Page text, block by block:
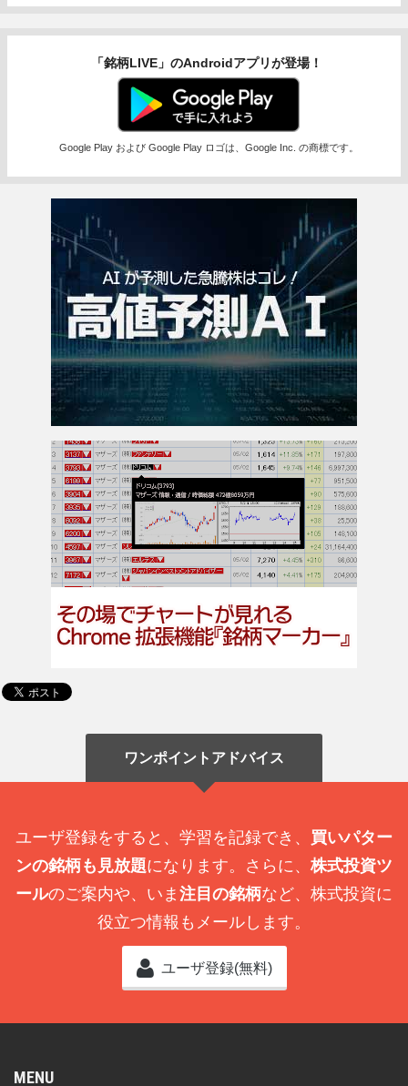
「銘柄LIVE」のAndroidアプリが登場！
Google Play および Google Play ロゴは、Google Inc. の商標です。
ワンポイントアドバイス
ユーザ登録をすると、学習を記録でき、 買いパター
ンの銘柄も見放題になります。さらに、 株式投資ツ
ールのご案内や、いま 注目の銘柄など、株式投資に
役立つ情報もメールします。
ユーザ登録(無料)
MENU